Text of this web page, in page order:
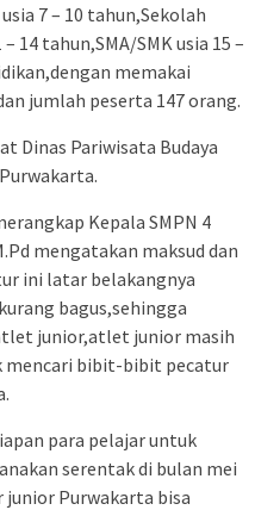
7 – 10 tahun,Sekolah
14 tahun,SMA/SMK usia 15 –
memakai
jumlah peserta 147 orang.
Dinas Pariwisata Budaya
Kepala SMPN 4
mengatakan maksud dan
ini latar belakangnya
bagus,sehingga
junior,atlet junior masih
mencari bibit-bibit pecatur
para pelajar untuk
serentak di bulan mei
Purwakarta bisa